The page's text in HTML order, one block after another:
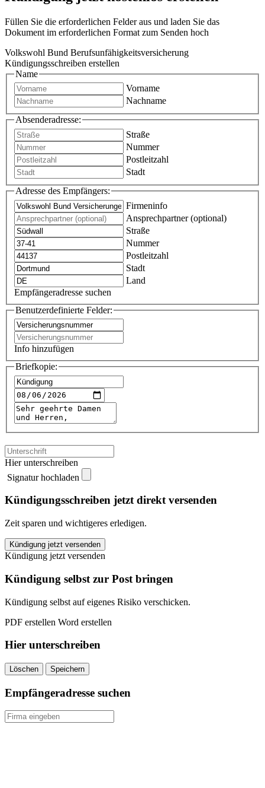
Füllen Sie die erforderlichen Felder aus und laden Sie das
Dokument im erforderlichen Format zum Senden hoch
Volkswohl Bund Berufsunfähigkeitsversicherung
Kündigungsschreiben erstellen
Name
Vorname
Nachname
Absenderadresse:
Straße
Nummer
Postleitzahl
Stadt
Adresse des Empfängers:
Firmeninfo
Ansprechpartner (optional)
Straße
Nummer
Postleitzahl
Stadt
Land
Empfängeradresse suchen
Benutzerdefinierte Felder:
Info hinzufügen
Briefkopie:
Hier unterschreiben
Signatur hochladen
Kündigungsschreiben jetzt direkt versenden
Zeit sparen und wichtigeres erledigen.
Volkswohl
Bund
Berufsunfähigkeitsversicherung
kündigen
quantity
Kündigung jetzt versenden
Kündigung jetzt versenden
Kündigung selbst zur Post bringen
Kündigung selbst auf eigenes Risiko verschicken.
PDF erstellen Word erstellen
Hier unterschreiben
Löschen Speichern
Empfängeradresse suchen